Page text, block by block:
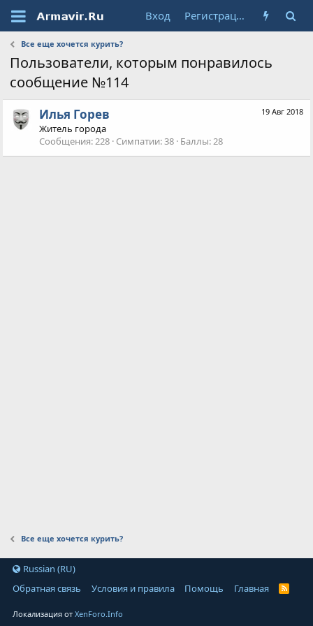
Вход Регистрация
Все еще хочется курить?
Пользователи, которым понравилось
сообщение №114
19 Авг 2018
Илья Горев
Житель города
Сообщения 228 Симпатии 38 Баллы 28
Все еще хочется курить?
Russian (RU)
Обратная связь
Условия и правила Помощь Главная
Локализация отXenForo.Info